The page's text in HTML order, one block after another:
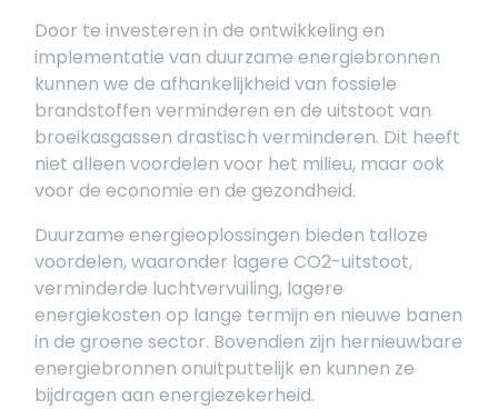
Door te investeren in de ontwikkeling en
implementatie van duurzame energiebronnen
kunnen we de afhankelijkheid van fossiele
brandstoffen verminderen en de uitstoot van
broeikasgassen drastisch verminderen. Dit heeft
niet alleen voordelen voor het milieu, maar ook
voor de economie en de gezondheid.
Duurzame energieoplossingen bieden talloze
voordelen, waaronder lagere CO2-uitstoot,
verminderde luchtvervuiling, lagere
energiekosten op lange termijn en nieuwe banen
in de groene sector. Bovendien zijn hernieuwbare
energiebronnen onuitputtelijk en kunnen ze
bijdragen aan energiezekerheid.